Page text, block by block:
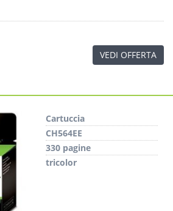
VEDI OFFERTA
Cartuccia
CH564EE
330 pagine
tricolor